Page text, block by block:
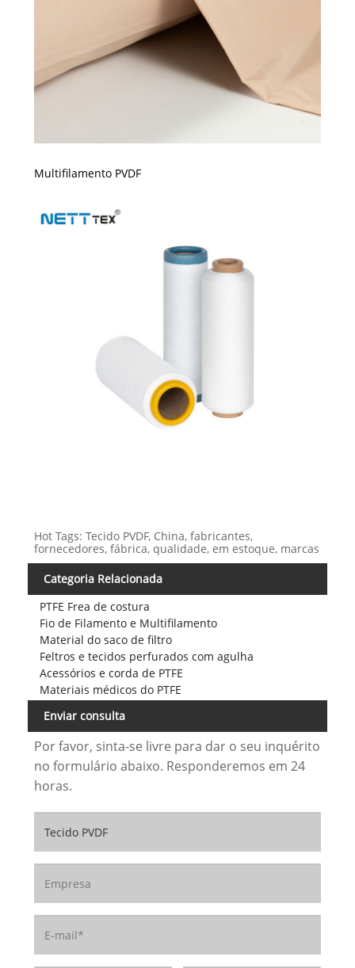
Multifilamento PVDF
Hot Tags: Tecido PVDF, China, fabricantes,
fornecedores, fábrica, qualidade, em estoque, marcas
Categoria Relacionada
PTFE Frea de costura
Fio de Filamento e Multifilamento
Material do saco de filtro
Feltros e tecidos perfurados com agulha
Acessórios e corda de PTFE
Materiais médicos do PTFE
Enviar consulta
Por favor, sinta-se livre para dar o seu inquérito
no formulário abaixo. Responderemos em 24
horas.